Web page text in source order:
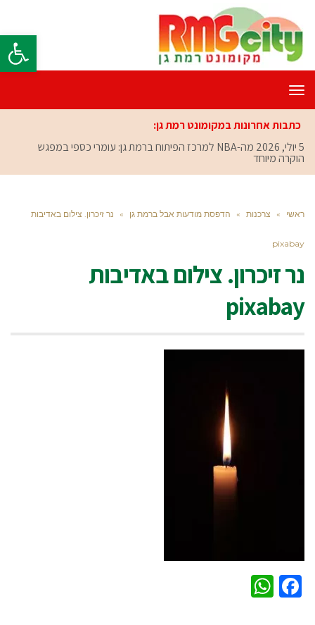
פתח
תפריט
כתבות אחרונות במקומונט רמת גן:
5 יולי, 2026
מה-NBA למרכז הפיתוח ברמת גן: עומרי כספי במפגש
הוקרה מיוחד
ראשי » צרכנות » הדפסת מודעות אבל ברמת גן » נר זיכרון. צילום באדיבות
pixabay
נר זיכרון. צילום באדיבות
pixabay
Facebook